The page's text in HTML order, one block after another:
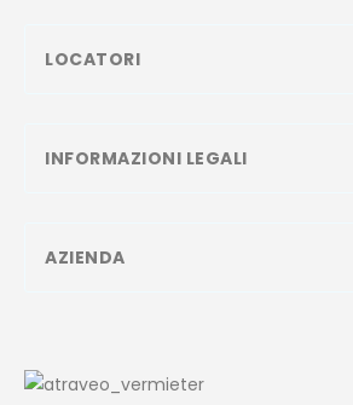
LOCATORI
INFORMAZIONI LEGALI
AZIENDA